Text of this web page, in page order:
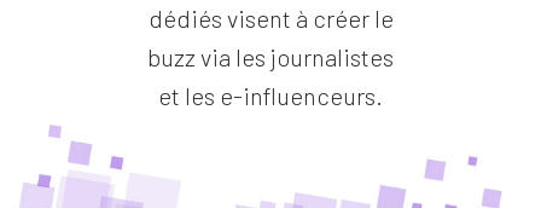
dédiés visent à créer le
buzz via les journalistes
et les e-influenceurs.